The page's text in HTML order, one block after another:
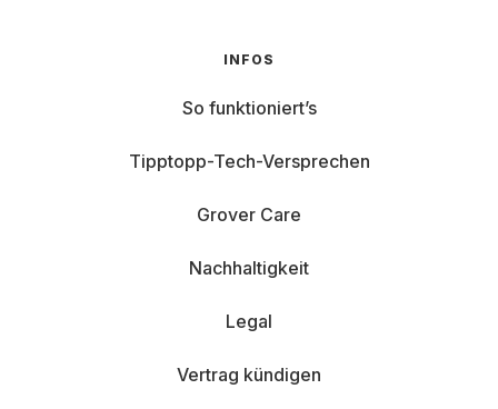
INFOS
So funktioniert’s
Tipptopp-Tech-Versprechen
Grover Care
Nachhaltigkeit
Legal
Vertrag kündigen